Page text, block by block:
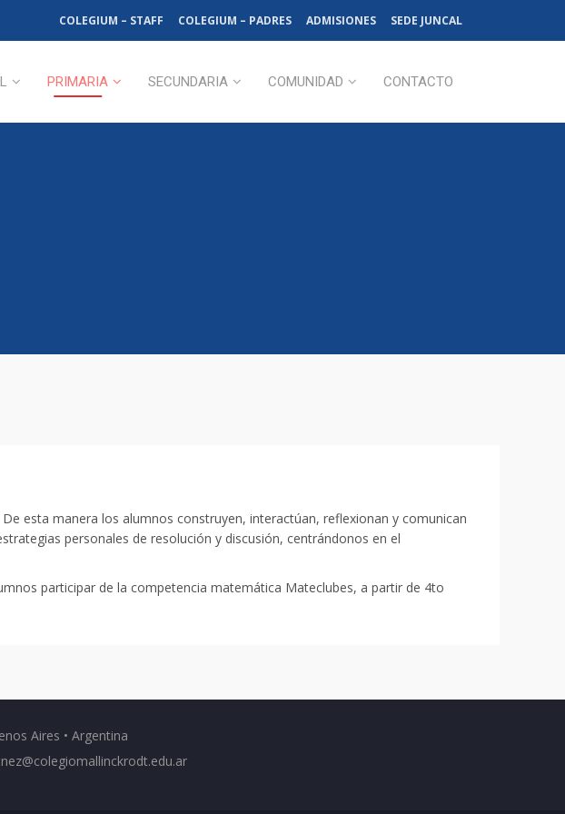
COLEGIUM – STAFF COLEGIUM – PADRES ADMISIONES SEDE JUNCAL
PRIMARIA SECUNDARIA COMUNIDAD CONTACTO
esta manera los alumnos construyen, interactúan, reflexionan y comunican
personales de resolución y discusión, centrándonos en el
participar de la competencia matemática Mateclubes, a partir de 4to
Aires • Argentina